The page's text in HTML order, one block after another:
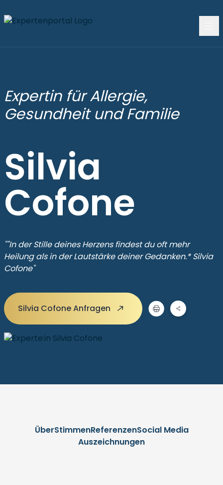
Expertin für Allergie,
Gesundheit und Familie
Silvia
Cofone
""In der Stille deines Herzens findest du oft mehr
Heilung als in der Lautstärke deiner Gedanken.* Silvia
Cofone"
Silvia Cofone Anfragen
ÜberStimmenReferenzenSocial Media
Auszeichnungen